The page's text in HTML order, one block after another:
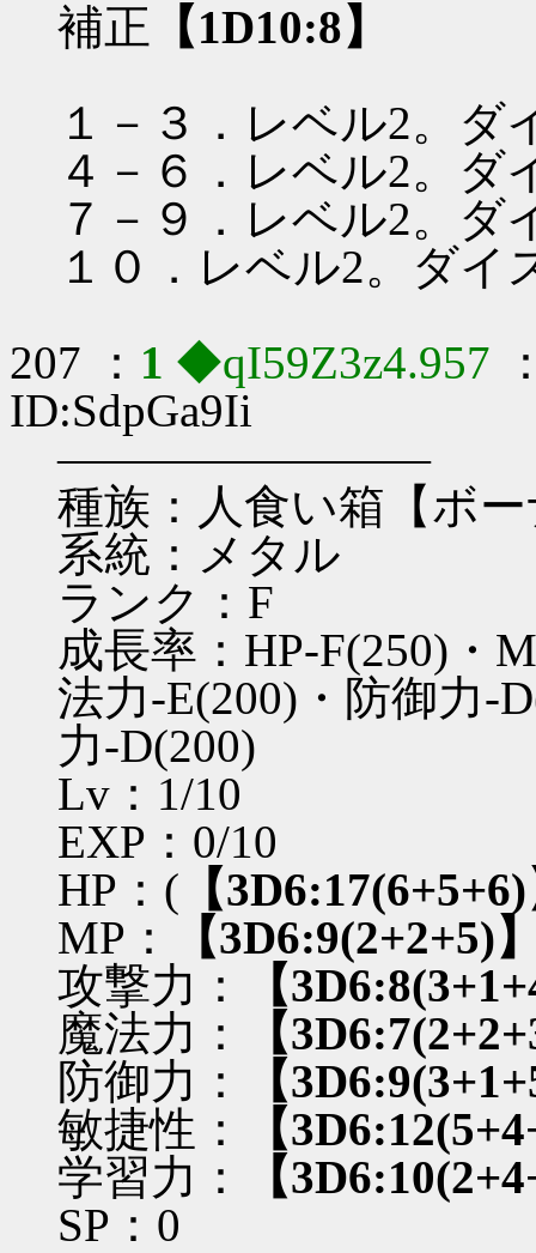
補正 【1D10:8】
１－３．レベル2。ダ
４－６．レベル2。ダ
７－９．レベル2。ダ
１０．レベル2。ダイ
207 ： 1 ◆qI59Z3z4.957
ID:SdpGa9Ii
――――――――
種族：人食い箱【ボ
系統：メタル
ランク：F
成長率：HP-F(250)・
法力-E(200)・防御力-
力-D(200)
Lv：1/10
EXP：0/10
HP：( 【
MP：
【3D6:9(2+2+5)
攻撃力：
【
魔法力：
【
防御力：
【
敏捷性：
【
学習力：
【
SP：0